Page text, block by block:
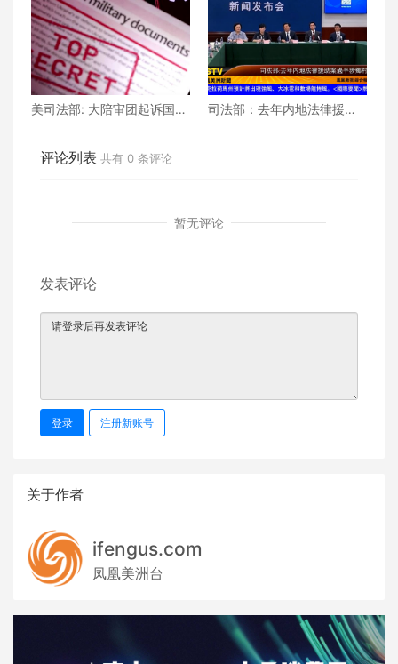
美司法部: 大陪审团起诉国防
司法部：去年内地法律援助
评论列表 共有 0 条评论
暂无评论
发表评论
登录 注册新账号
关于作者
ifengus.com
凤凰美洲台